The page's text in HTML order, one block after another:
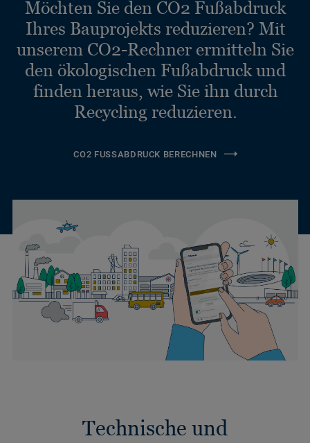
Möchten Sie den CO2 Fußabdruck
Ihres Bauprojekts reduzieren? Mit
unserem CO2-Rechner ermitteln Sie
den ökologischen Fußabdruck und
finden heraus, wie Sie ihn durch
Recycling reduzieren.
CO2 FUSSABDRUCK BERECHNEN
Technische und